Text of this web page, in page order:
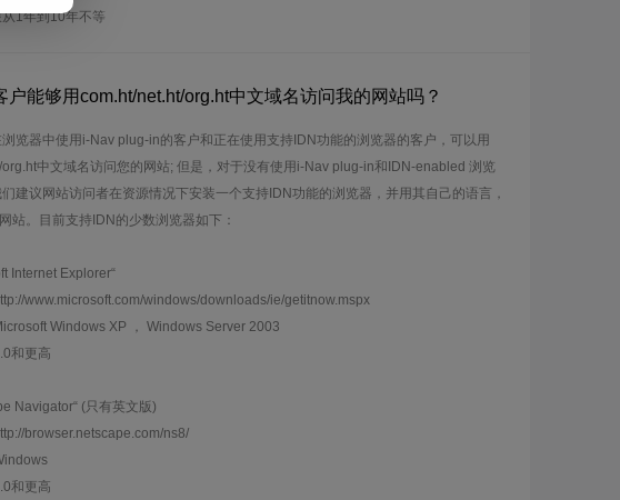
1年到10年不等
户能够用com.ht/net.ht/org.ht中文域名访问我的网站吗？
浏览器中使用i-Nav plug-in的客户和正在使用支持IDN功能的浏览器的客户，可以用
中文域名访问您的网站; 但是，对于没有使用i-Nav plug-in和IDN-enabled 浏览
建议网站访问者在资源情况下安装一个支持IDN功能的浏览器，并用其自己的语言，
站。目前支持IDN的少数浏览器如下：
Internet Explorer“
www.microsoft.com/windows/downloads/ie/getitnow.mspx
Windows XP ， Windows Server 2003
和更高
Navigator“ (只有英文版)
browser.netscape.com/ns8/
和更高